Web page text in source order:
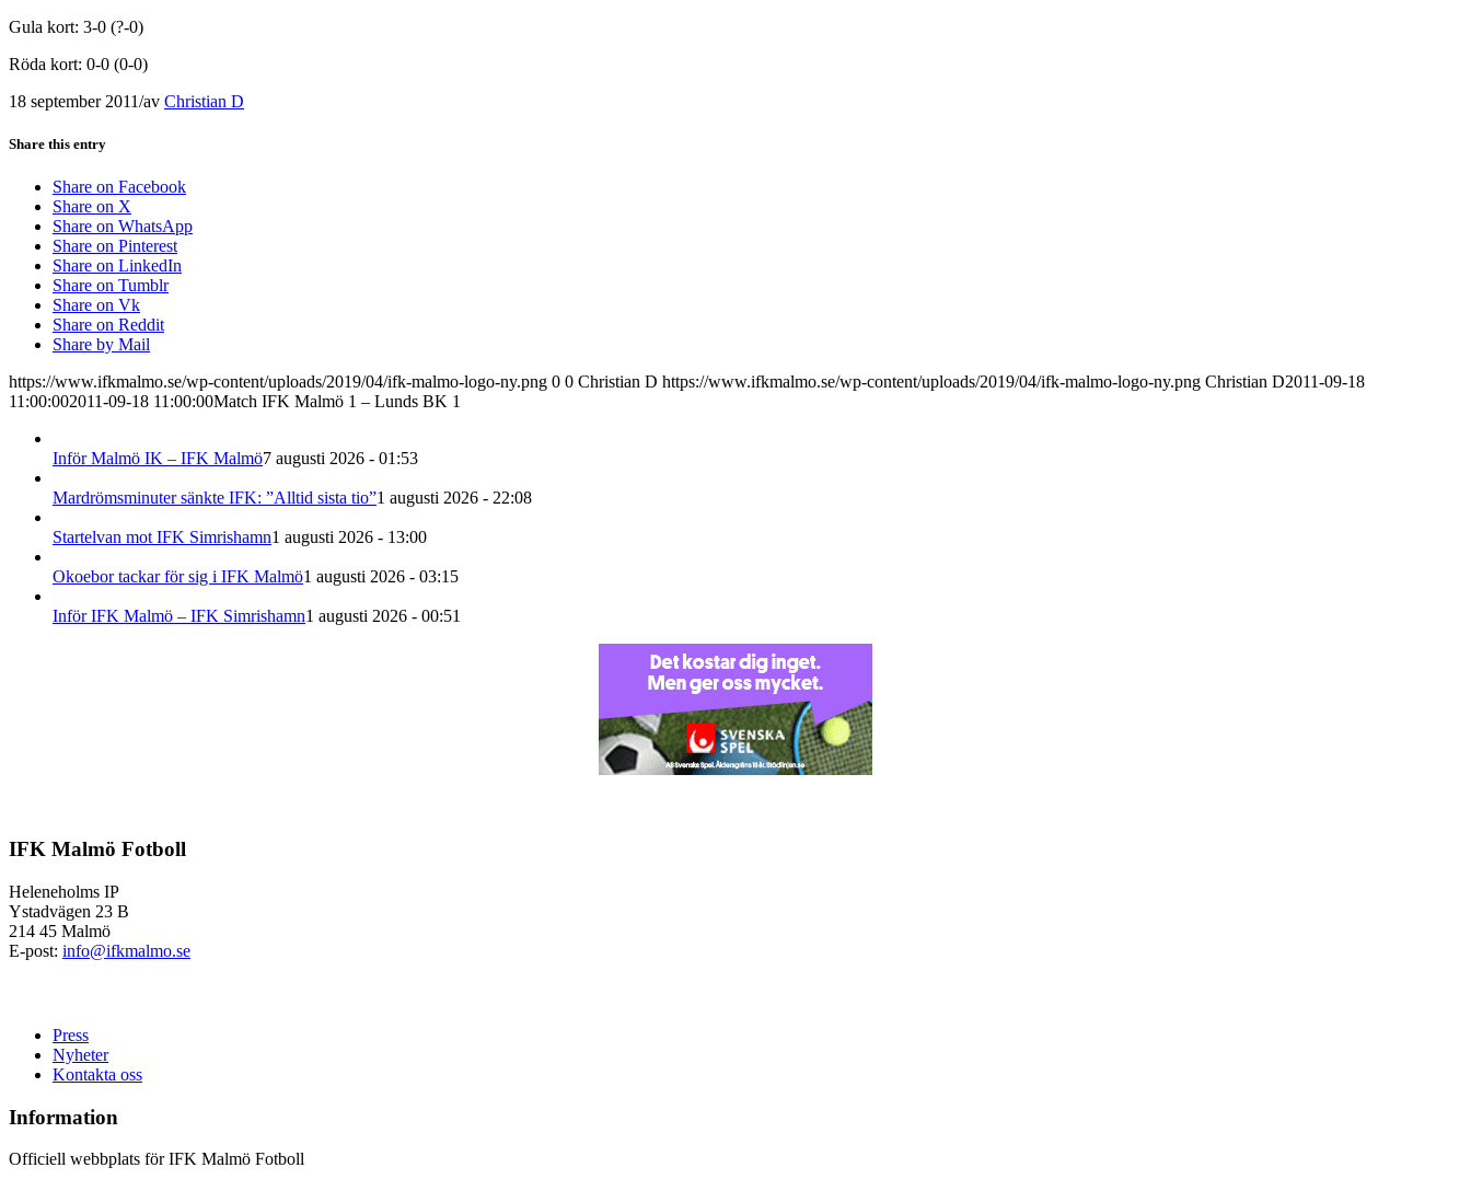
Gula kort: 3-0 (?-0)
Röda kort: 0-0 (0-0)
18 september 2011/av Christian D
Share this entry
Share on Facebook
Share on X
Share on WhatsApp
Share on Pinterest
Share on LinkedIn
Share on Tumblr
Share on Vk
Share on Reddit
Share by Mail
https://www.ifkmalmo.se/wp-content/uploads/2019/04/ifk-malmo-logo-ny.png 0 0 Christian D https://www.ifkmalmo.se/wp-content/uploads/2019/04/ifk-malmo-logo-ny.png Christian D2011-09-18
11:00:002011-09-18 11:00:00Match IFK Malmö 1 – Lunds BK 1
Inför Malmö IK – IFK Malmö7 augusti 2026 - 01:53
Mardrömsminuter sänkte IFK: ”Alltid sista tio”1 augusti 2026 - 22:08
Startelvan mot IFK Simrishamn1 augusti 2026 - 13:00
Okoebor tackar för sig i IFK Malmö1 augusti 2026 - 03:15
Inför IFK Malmö – IFK Simrishamn1 augusti 2026 - 00:51
IFK Malmö Fotboll
Heleneholms IP
Ystadvägen 23 B
214 45 Malmö
E-post: info@ifkmalmo.se
Press
Nyheter
Kontakta oss
Information
Officiell webbplats för IFK Malmö Fotboll